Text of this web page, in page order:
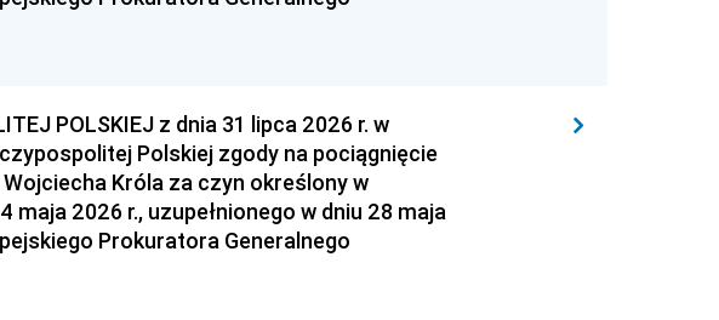
POLSKIEJ z dnia 31 lipca 2026 r. w
Polskiej zgody na pociągnięcie
Króla za czyn określony w
maja 2026 r., uzupełnionego w dniu 28 maja
Prokuratora Generalnego